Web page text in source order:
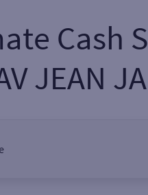
Cash
JEAN